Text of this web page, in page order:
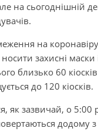
на сьогоднішній
на
захисні маски
близько 60
до 120 кіосків.
зазвичай, о 5:00
додому